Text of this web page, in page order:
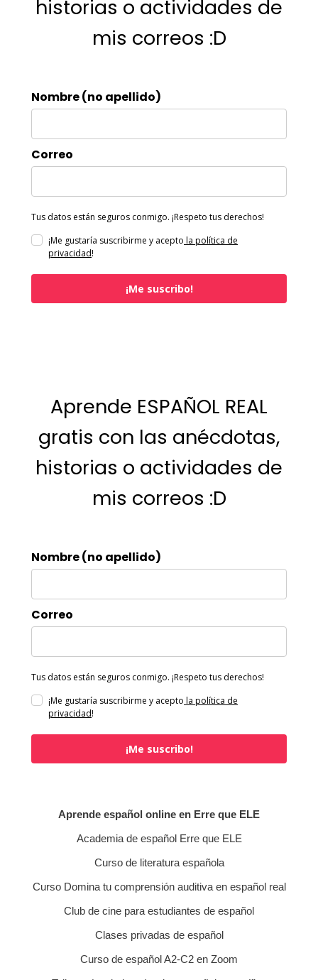
historias o actividades de
mis correos :D
Nombre (no apellido)
Correo
Tus datos están seguros conmigo. ¡Respeto tus derechos!
¡Me gustaría suscribirme y acepto la política de
privacidad!
¡Me suscribo!
Aprende ESPAÑOL REAL
gratis con las anécdotas,
historias o actividades de
mis correos :D
Nombre (no apellido)
Correo
Tus datos están seguros conmigo. ¡Respeto tus derechos!
¡Me gustaría suscribirme y acepto la política de
privacidad!
¡Me suscribo!
Aprende español online en Erre que ELE
Academia de español Erre que ELE
Curso de literatura española
Curso Domina tu comprensión auditiva en español real
Club de cine para estudiantes de español
Clases privadas de español
Curso de español A2-C2 en Zoom